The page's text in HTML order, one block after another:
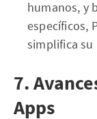
humanos, y
específicos,
simplifica su
7.
Apps